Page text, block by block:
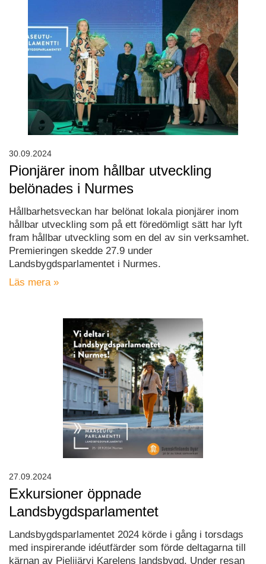
Pionjärer inom hållbar utveckling
belönades i Nurmes
Hållbarhetsveckan har belönat lokala pionjärer inom
hållbar utveckling som på ett föredömligt sätt har lyft
fram hållbar utveckling som en del av sin verksamhet.
Premieringen skedde 27.9 under
Landsbygdsparlamentet i Nurmes.
Läs mera »
30.09.2024
Exkursioner öppnade
Landsbygdsparlamentet
Landsbygdsparlamentet 2024 körde i gång i torsdags
med inspirerande idéutfärder som förde deltagarna till
kärnan av Pielijärvi Karelens landsbygd. Under resan
27.09.2024